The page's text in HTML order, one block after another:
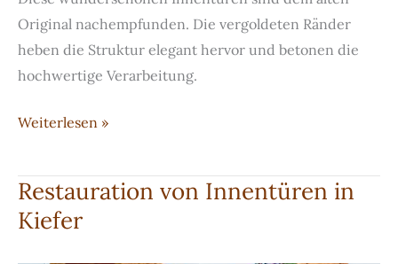
Original nachempfunden. Die vergoldeten Ränder
heben die Struktur elegant hervor und betonen die
hochwertige Verarbeitung.
Vergoldete
Weiterlesen »
Restauration von Innentüren in
Kiefer